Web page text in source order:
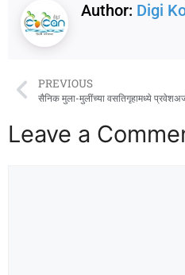
Author: Digi
PREVIOUS
सैनिक मुला-मुलींच्या वसतिगृहामध्ये
Leave a